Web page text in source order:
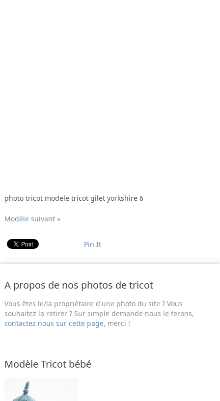
photo tricot modele tricot gilet yorkshire 6
Modèle suivant »
Pin It
A propos de nos photos de tricot
Vous êtes le/la propriétaire d'une photo du site ? Vous
souhaitez la retirer ? Sur simple demande nous le ferons,
contactez nous sur cette page, merci !
Modèle Tricot bébé